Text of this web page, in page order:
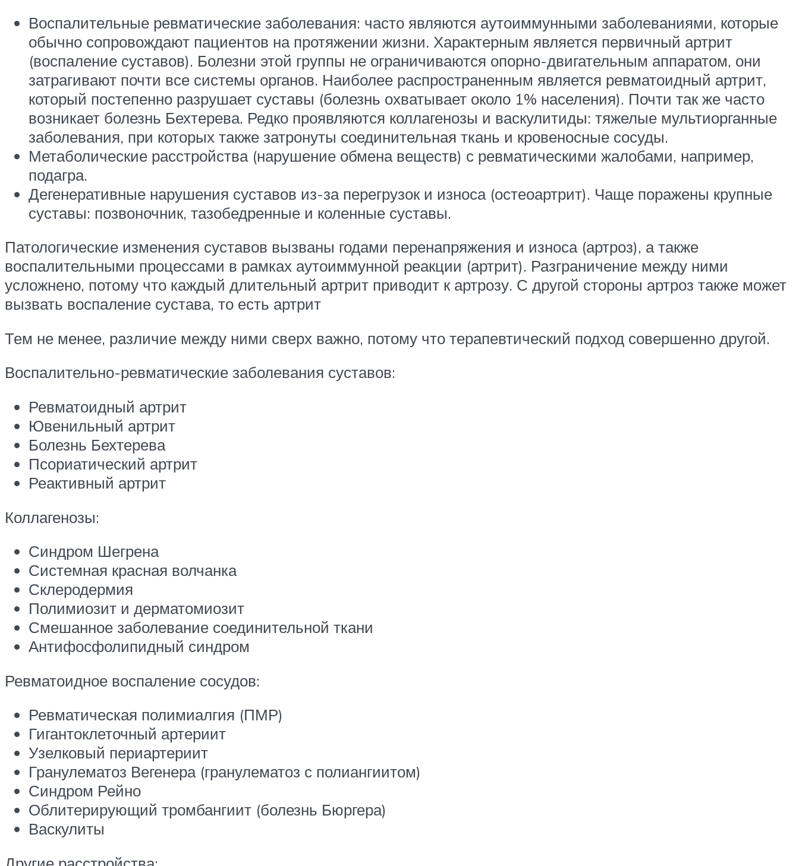
Воспалительные ревматические заболевания: часто являются аутоиммунными заболеваниями, которые
обычно сопровождают пациентов на протяжении жизни. Характерным является первичный артрит
(воспаление суставов). Болезни этой группы не ограничиваются опорно-двигательным аппаратом, они
затрагивают почти все системы органов. Наиболее распространенным является ревматоидный артрит,
который постепенно разрушает суставы (болезнь охватывает около 1% населения). Почти так же часто
возникает болезнь Бехтерева. Редко проявляются коллагенозы и васкулитиды: тяжелые мультиорганные
заболевания, при которых также затронуты соединительная ткань и кровеносные сосуды.
Метаболические расстройства (нарушение обмена веществ) с ревматическими жалобами, например,
подагра.
Дегенеративные нарушения суставов из-за перегрузок и износа (остеоартрит). Чаще поражены крупные
суставы: позвоночник, тазобедренные и коленные суставы.
Патологические изменения суставов вызваны годами перенапряжения и износа (артроз), а также
воспалительными процессами в рамках аутоиммунной реакции (артрит). Разграничение между ними
усложнено, потому что каждый длительный артрит приводит к артрозу. С другой стороны артроз также может
вызвать воспаление сустава, то есть артрит
Тем не менее, различие между ними сверх важно, потому что терапевтический подход совершенно другой.
Воспалительно-ревматические заболевания суставов:
Ревматоидный артрит
Ювенильный артрит
Болезнь Бехтерева
Псориатический артрит
Реактивный артрит
Коллагенозы:
Синдром Шегрена
Системная красная волчанка
Склеродермия
Полимиозит и дерматомиозит
Смешанное заболевание соединительной ткани
Антифосфолипидный синдром
Ревматоидное воспаление сосудов:
Ревматическая полимиалгия (ПМР)
Гигантоклеточный артериит
Узелковый периартериит
Гранулематоз Вегенера (гранулематоз с полиангиитом)
Синдром Рейно
Облитерирующий тромбангиит (болезнь Бюргера)
Васкулиты